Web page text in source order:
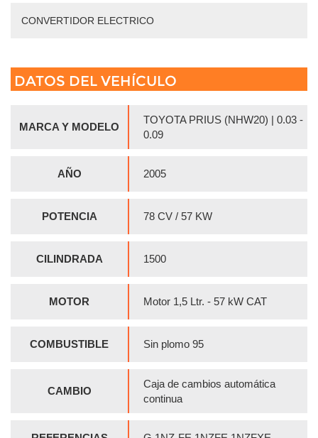
CONVERTIDOR ELECTRICO
DATOS DEL VEHÍCULO
MARCA Y MODELO
TOYOTA PRIUS (NHW20) | 0.03 -
0.09
AÑO 2005
POTENCIA 78 CV / 57 KW
CILINDRADA 1500
MOTOR Motor 1,5 Ltr. - 57 kW CAT
COMBUSTIBLE Sin plomo 95
CAMBIO
Caja de cambios automática
continua